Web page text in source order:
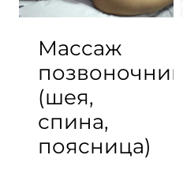
Массаж
позвоночника
(шея,
спина,
поясница)